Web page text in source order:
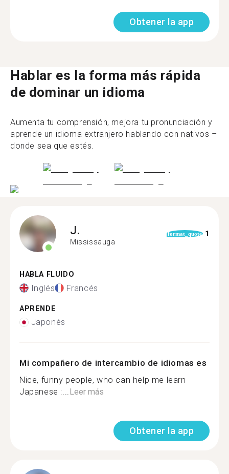
Obtener la app
Hablar es la forma más rápida
de dominar un idioma
Aumenta tu comprensión, mejora tu pronunciación y
aprende un idioma extranjero hablando con nativos –
donde sea que estés.
J.
Mississauga
format_quote 1
HABLA FLUIDO
Inglés Francés
APRENDE
Japonés
Mi compañero de intercambio de idiomas es
Nice, funny people, who can help me learn
Japanese :...Leer más
Obtener la app